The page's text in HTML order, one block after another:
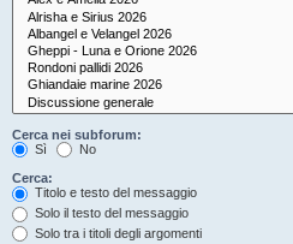
Cerca nei subforum:
Sì
No
Cerca:
Titolo e testo del messaggio
Solo il testo del messaggio
Solo tra i titoli degli argomenti